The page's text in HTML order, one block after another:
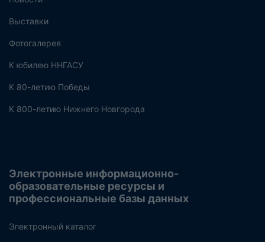
Выставки
Фотогалерея
К юбилею ННГАСУ
К 80-летию Победы
К 800-летию Нижнего Новгорода
Электронные информационно-
образовательные ресурсы и
профессиональные базы данных
Электронный каталог